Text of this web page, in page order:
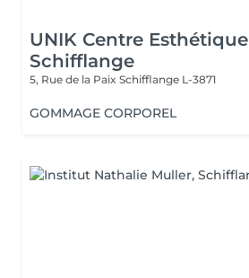
UNIK Centre Esthétique
Schifflange
5, Rue de la Paix Schifflange L-3871
GOMMAGE CORPOREL